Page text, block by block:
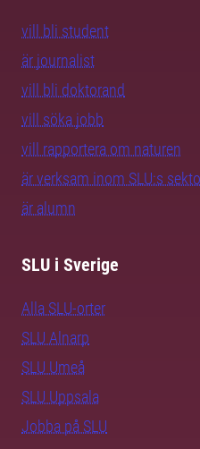
vill bli student
är journalist
vill bli doktorand
vill söka jobb
vill rapportera om naturen
är verksam inom SLU:s
är alumn
SLU i Sverige
Alla SLU-orter
SLU Alnarp
SLU Umeå
SLU Uppsala
Jobba på SLU